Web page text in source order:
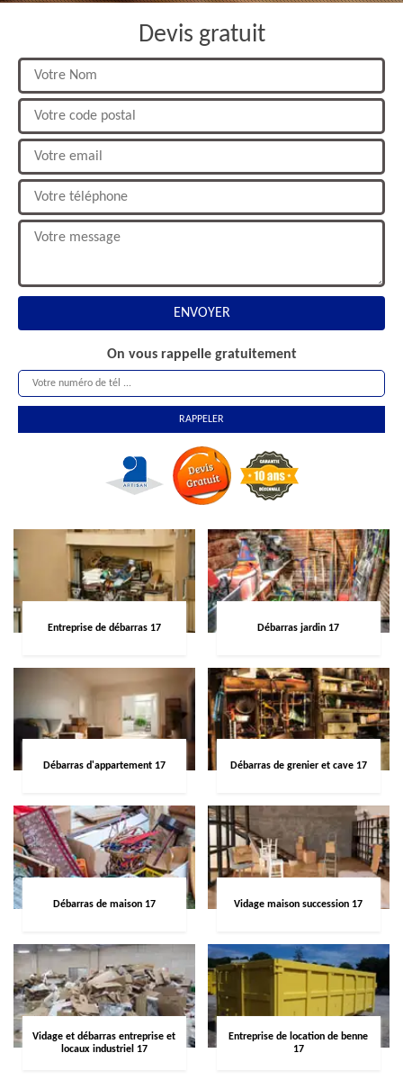
Devis gratuit
On vous rappelle gratuitement
Entreprise de débarras 17 Débarras jardin 17
Débarras d'appartement 17 Débarras de grenier et cave 17
Débarras de maison 17 Vidage maison succession 17
Vidage et débarras entreprise et
locaux industriel 17
Entreprise de location de benne
17